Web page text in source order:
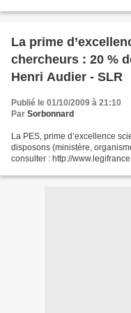
La prime
chercheurs : 20 %
Henri Audier - SLR
Publié le 01/10/2009 à 21:10
Par Sorbonnard
La PES, prime d’excellence
disposons (ministère,
consulter : http://